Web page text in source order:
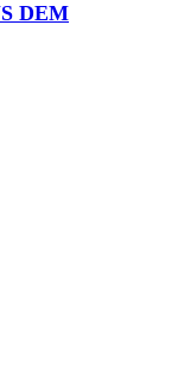
DEM